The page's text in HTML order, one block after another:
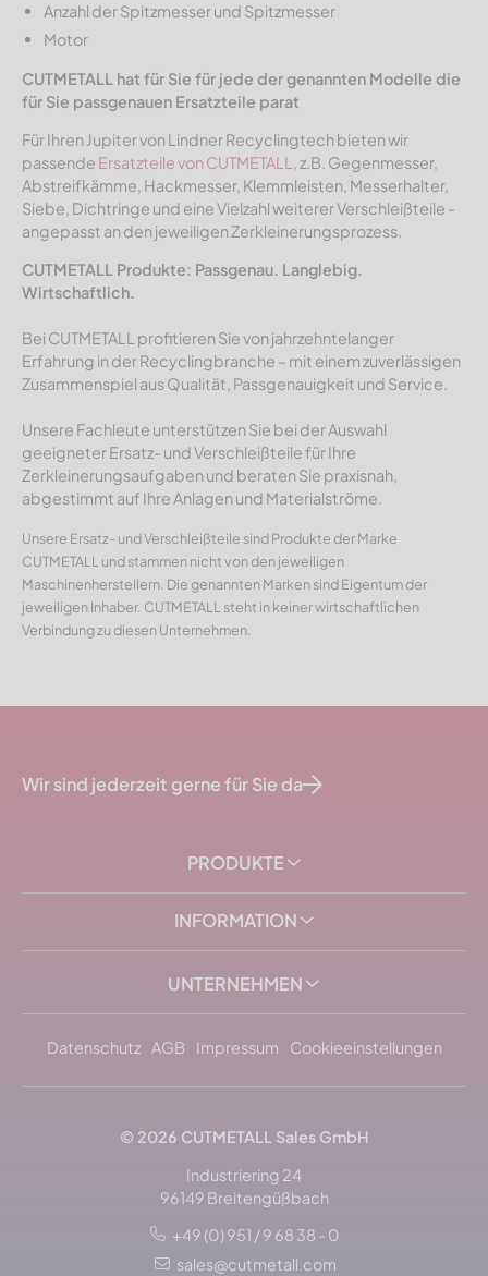
Anzahl der Spitzmesser und Spitzmesser
Motor
CUTMETALL hat für Sie für jede der genannten Modelle die
für Sie passgenauen Ersatzteile parat
Für Ihren Jupiter von Lindner Recyclingtech bieten wir
passende Ersatzteile von CUTMETALL , z.B. Gegenmesser,
Abstreifkämme, Hackmesser, Klemmleisten, Messerhalter,
Siebe, Dichtringe und eine Vielzahl weiterer Verschleißteile -
angepasst an den jeweiligen Zerkleinerungsprozess.
CUTMETALL Produkte: Passgenau. Langlebig.
Wirtschaftlich.
Bei CUTMETALL profitieren Sie von jahrzehntelanger
Erfahrung in der Recyclingbranche – mit einem zuverlässigen
Zusammenspiel aus Qualität, Passgenauigkeit und Service.
Unsere Fachleute unterstützen Sie bei der Auswahl
geeigneter Ersatz- und Verschleißteile für Ihre
Zerkleinerungsaufgaben und beraten Sie praxisnah,
abgestimmt auf Ihre Anlagen und Materialströme.
Unsere Ersatz- und Verschleißteile sind Produkte der Marke
CUTMETALL und stammen nicht von den jeweiligen
Maschinenherstellern. Die genannten Marken sind Eigentum der
jeweiligen Inhaber. CUTMETALL steht in keiner wirtschaftlichen
Verbindung zu diesen Unternehmen.
Wir sind jederzeit gerne für Sie da
PRODUKTE
INFORMATION
UNTERNEHMEN
Datenschutz AGB Impressum Cookieeinstellungen
© 2026 CUTMETALL Sales GmbH
Industriering 24
96149 Breitengüßbach
+49 (0) 951 / 9 68 38 - 0
sales@cutmetall.com